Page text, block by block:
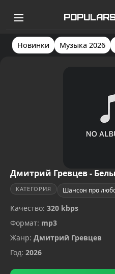
Новинки Музыка 2026
Дмитрий Гревцев -
КАТЕГОРИЯ Шансон про
Качество: 320 kbps
Формат: mp3
Жанр: Дмитрий Гревцев
Год: 2026